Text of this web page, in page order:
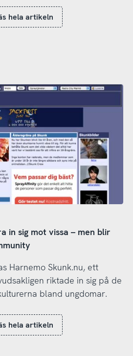
hela artikeln
in sig mot vissa – men blir
Harnemo Skunk.nu, ett
riktade in sig på de
bland ungdomar.
hela artikeln